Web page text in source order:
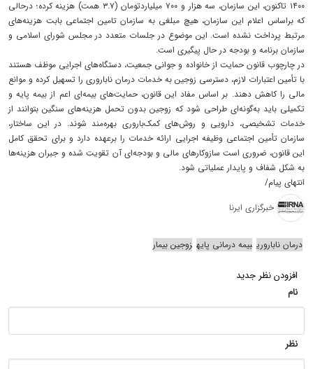
۱۴۰۰ تاکنون، این سازمان، سه هزار و ۷۰۰ میلیاردتومان (۳.۷ همت) هزینه کرده؛ درحالی
که براساس اعلام این سازمان، هیچ مبلغی به سازمان تامین اجتماعی بابت هزینه‌های
مرتبط پرداخت نشده است. این موضوع در جلسات متعدد در مجلس شورای اسلامی و
سازمان برنامه و بودجه در حال پیگیری است.
در چارچوب قانون حمایت از خانواده و جوانی جمعیت، دستگاه‌های اجرایی موظف هستند
با تأمین اعتبارات لازم، دسترسی زوجین به خدمات درمان ناباروری را تسهیل کرده و موانع
مالی را کاهش دهند. بر اساس مفاد این قانون، حمایت‌های بیمه‌ای اعم از بیمه پایه و
تکمیلی باید به‌گونه‌ای طراحی شود که زوجین بدون تحمل هزینه‌های سنگین بتوانند از
خدمات تشخیصی، دارویی و روش‌های کمک‌باروری بهره‌مند شوند. در این ساختار،
سازمان تأمین اجتماعی وظیفه اجرایی ارائه خدمات را برعهده دارد و برای تحقق کامل
این قانون، ضروری است سازوکارهای مالی و بودجه‌ای آن تقویت شده و جبران هزینه‌ها
به شکل شفاف و پایدار عملیاتی شود.
انتهای پیام/
خبرگزاری ایرنا
درمان ناباروری بیمه درمانی پایه زوجین بیمار
افزودن نظر جدید
نام
نظر